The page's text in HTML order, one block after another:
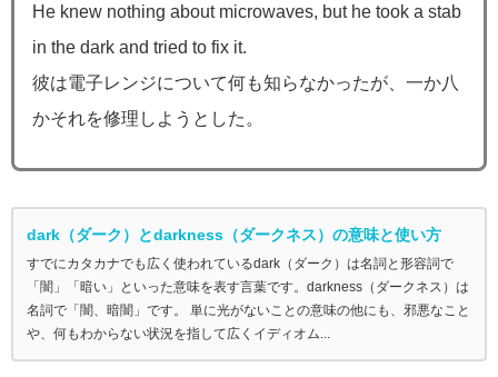
He knew nothing about microwaves, but he took a stab
in the dark and tried to fix it.
彼は電子レンジについて何も知らなかったが、一か八
かそれを修理しようとした。
dark（ダーク）とdarkness（ダークネス）の意味と使い方
すでにカタカナでも広く使われているdark（ダーク）は名詞と形容詞で
「闇」「暗い」といった意味を表す言葉です。darkness（ダークネス）は
名詞で「闇、暗闇」です。 単に光がないことの意味の他にも、邪悪なこと
や、何もわからない状況を指して広くイディオム...